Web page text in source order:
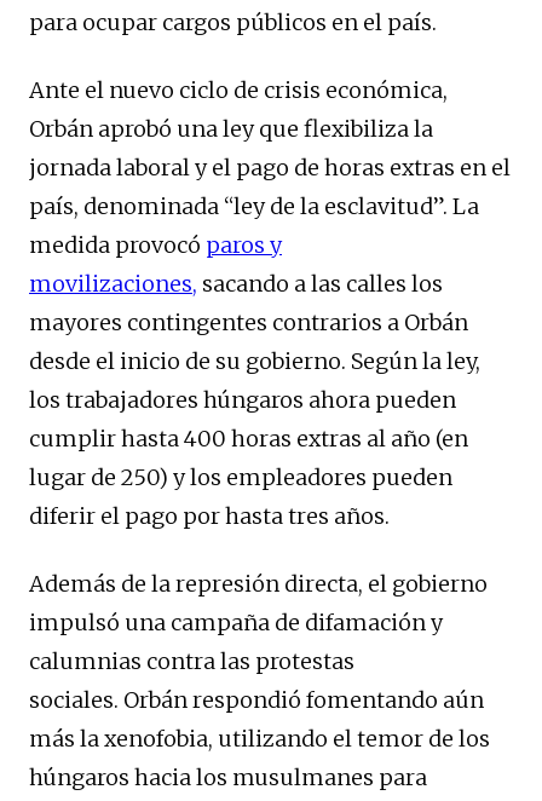
para ocupar cargos públicos en el país.
Ante el nuevo ciclo de crisis económica,
Orbán aprobó una ley que flexibiliza la
jornada laboral y el pago de horas extras en el
país, denominada “ley de la esclavitud”. La
medida provocó paros y
movilizaciones, sacando a las calles los
mayores contingentes contrarios a Orbán
desde el inicio de su gobierno. Según la ley,
los trabajadores húngaros ahora pueden
cumplir hasta 400 horas extras al año (en
lugar de 250) y los empleadores pueden
diferir el pago por hasta tres años.
Además de la represión directa, el gobierno
impulsó una campaña de difamación y
calumnias contra las protestas
sociales. Orbán respondió fomentando aún
más la xenofobia, utilizando el temor de los
húngaros hacia los musulmanes para